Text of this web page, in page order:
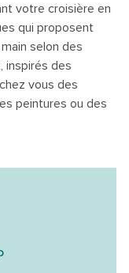
votre croisière en
qui proposent
selon des
inspirés des
vous des
peintures ou des